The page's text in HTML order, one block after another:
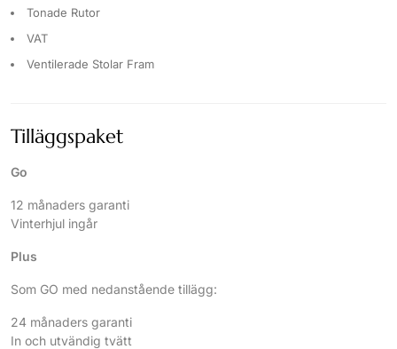
Tonade Rutor
VAT
Ventilerade Stolar Fram
Tilläggspaket
Go
12 månaders garanti
Vinterhjul ingår
Plus
Som GO med nedanstående tillägg:
24 månaders garanti
In och utvändig tvätt